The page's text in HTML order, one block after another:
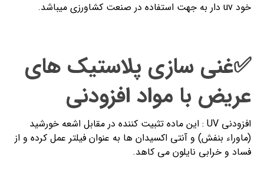
خود uv دار به جهت استفاده در صنعت کشاورزی میباشد.
✅غنی سازی پلاستیک های
عریض با مواد افزودنی
افزودنی UV : این ماده تثبیت کننده در مقابل اشعه خورشید
(ماوراء بنفش) و آنتی اکسیدان ها به عنوان فیلتر عمل کرده و از
فساد و خرابی نایلون می کاهد.